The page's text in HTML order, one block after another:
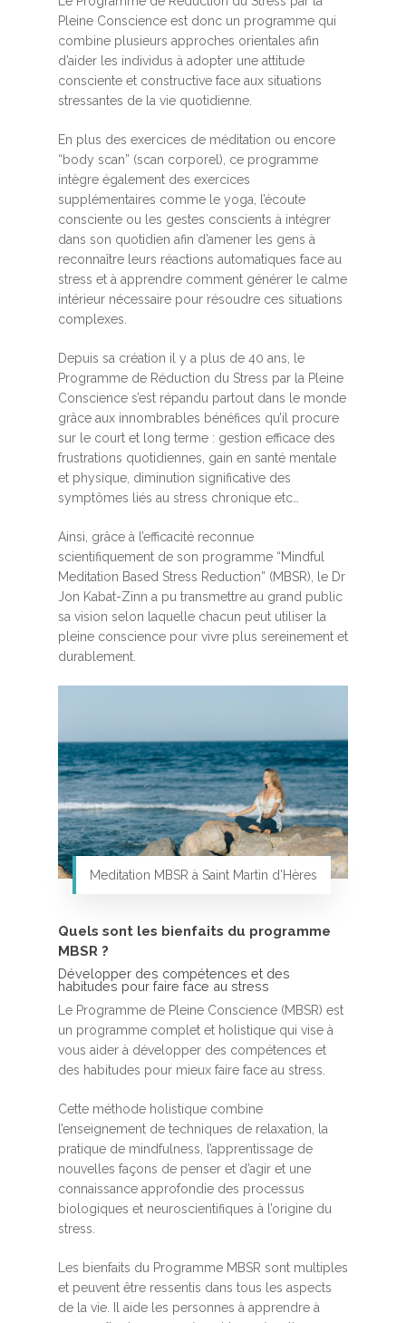
Pleine Conscience est donc un programme qui
combine plusieurs approches orientales afin
d’aider les individus à adopter une attitude
consciente et constructive face aux situations
stressantes de la vie quotidienne.
En plus des exercices de méditation ou encore
“body scan” (scan corporel), ce programme
intègre également des exercices
supplémentaires comme le yoga, l’écoute
consciente ou les gestes conscients à intégrer
dans son quotidien afin d’amener les gens à
reconnaître leurs réactions automatiques face au
stress et à apprendre comment générer le calme
intérieur nécessaire pour résoudre ces situations
complexes.
Depuis sa création il y a plus de 40 ans, le
Programme de Réduction du Stress par la Pleine
Conscience s’est répandu partout dans le monde
grâce aux innombrables bénéfices qu’il procure
sur le court et long terme : gestion efficace des
frustrations quotidiennes, gain en santé mentale
et physique, diminution significative des
symptômes liés au stress chronique etc…
Ainsi, grâce à l’efficacité reconnue
scientifiquement de son programme “Mindful
Meditation Based Stress Reduction” (MBSR), le Dr
Jon Kabat-Zinn a pu transmettre au grand public
sa vision selon laquelle chacun peut utiliser la
pleine conscience pour vivre plus sereinement et
durablement.
Meditation MBSR à Saint Martin d’Hères
Quels sont les bienfaits du programme
MBSR ?
Développer des compétences et des
habitudes pour faire face au stress
Le Programme de Pleine Conscience (MBSR) est
un programme complet et holistique qui vise à
vous aider à développer des compétences et
des habitudes pour mieux faire face au stress.
Cette méthode holistique combine
l’enseignement de techniques de relaxation, la
pratique de mindfulness, l’apprentissage de
nouvelles façons de penser et d’agir et une
connaissance approfondie des processus
biologiques et neuroscientifiques à l’origine du
stress.
Les bienfaits du Programme MBSR sont multiples
et peuvent être ressentis dans tous les aspects
de la vie. Il aide les personnes à apprendre à